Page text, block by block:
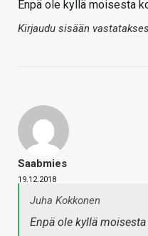
Enpä ole kyllä moisesta
Kirjaudu sisään
Saabmies
19.12.2018
Juha Kokkonen
Enpä ole kyllä